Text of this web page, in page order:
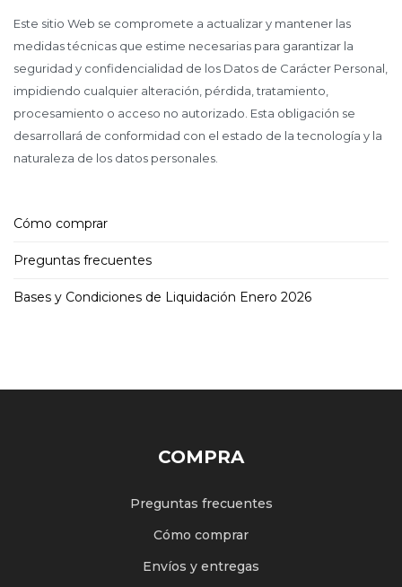
Este sitio Web se compromete a actualizar y mantener las
medidas técnicas que estime necesarias para garantizar la
seguridad y confidencialidad de los Datos de Carácter Personal,
impidiendo cualquier alteración, pérdida, tratamiento,
procesamiento o acceso no autorizado. Esta obligación se
desarrollará de conformidad con el estado de la tecnología y la
naturaleza de los datos personales.
Cómo comprar
Preguntas frecuentes
Bases y Condiciones de Liquidación Enero 2026
COMPRA
Preguntas frecuentes
Cómo comprar
Envíos y entregas